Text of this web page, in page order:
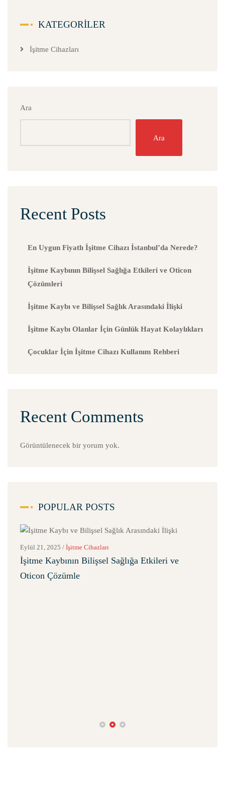
KATEGORILER
İşitme Cihazları
Ara
Ara
Recent Posts
En Uygun Fiyatlı İşitme Cihazı İstanbul’da Nerede?
İşitme Kaybının Bilişsel Sağlığa Etkileri ve Oticon
Çözümleri
İşitme Kaybı ve Bilişsel Sağlık Arasındaki İlişki
İşitme Kaybı Olanlar İçin Günlük Hayat Kolaylıkları
Çocuklar İçin İşitme Cihazı Kullanım Rehberi
Recent Comments
Görüntülenecek bir yorum yok.
POPULAR POSTS
Eylül 21, 2025 / İşitme Cihazları
İşitme Kaybının Bilişsel Sağlığa Etkileri ve
Oticon Çözümle